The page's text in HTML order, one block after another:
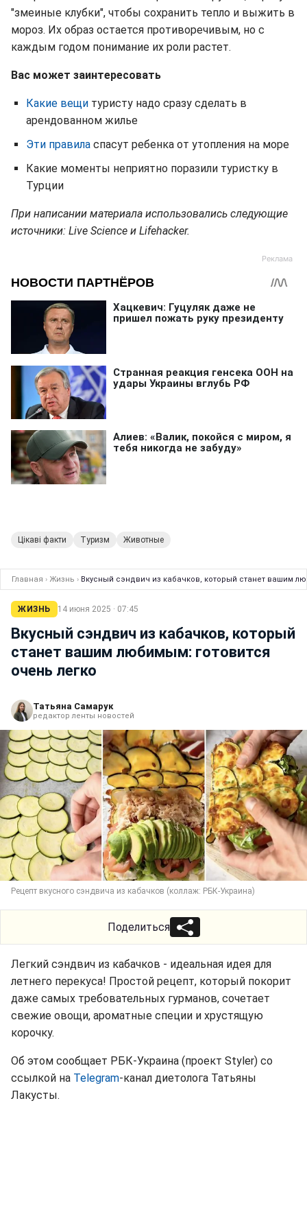
"змеиные клубки", чтобы сохранить тепло и выжить в
мороз. Их образ остается противоречивым, но с
каждым годом понимание их роли растет.
Вас может заинтересовать
Какие вещи туристу надо сразу сделать в
арендованном жилье
Эти правила спасут ребенка от утопления на море
Какие моменты неприятно поразили туристку в
Турции
При написании материала использовались следующие
источники: Live Science и Lifehacker.
Цікаві факти Туризм Животные
Главная › Жизнь › Вкусный сэндвич из кабачков, который станет вашим
ЖИЗНЬ 14 июня 2025 · 07:45
Вкусный сэндвич из кабачков, который
станет вашим любимым: готовится
очень легко
Татьяна Самарук
редактор ленты новостей
Рецепт вкусного сэндвича из кабачков (коллаж: РБК-Украина)
Поделиться
Легкий сэндвич из кабачков - идеальная идея для
летнего перекуса! Простой рецепт, который покорит
даже самых требовательных гурманов, сочетает
свежие овощи, ароматные специи и хрустящую
корочку.
Об этом сообщает РБК-Украина (проект Styler) со
ссылкой на Telegram-канал диетолога Татьяны
Лакусты.